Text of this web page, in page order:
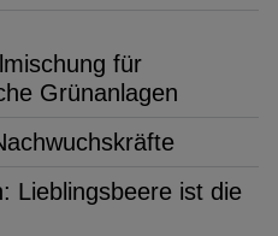
für
Grünanlagen
Lieblingsbeere ist die